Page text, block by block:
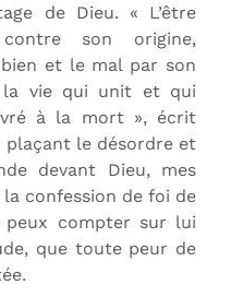
de Dieu. « L’être
son origine,
et le mal par son
la vie qui unit et qui
à la mort », écrit
plaçant le désordre et
devant Dieu, mes
confession de foi de
peux compter sur lui
que toute peur de